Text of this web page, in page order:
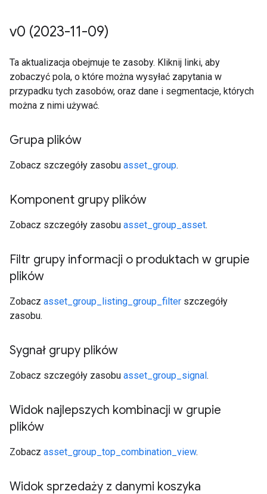
v0 (2023-11-09)
Ta aktualizacja obejmuje te zasoby. Kliknij linki, aby
zobaczyć pola, o które można wysyłać zapytania w
przypadku tych zasobów, oraz dane i segmentacje, których
można z nimi używać.
Grupa plików
Zobacz szczegóły zasobu asset_group.
Komponent grupy plików
Zobacz szczegóły zasobu asset_group_asset.
Filtr grupy informacji o produktach w grupie
plików
Zobacz asset_group_listing_group_filter szczegóły
zasobu.
Sygnał grupy plików
Zobacz szczegóły zasobu asset_group_signal.
Widok najlepszych kombinacji w grupie
plików
Zobacz asset_group_top_combination_view.
Widok sprzedaży z danymi koszyka